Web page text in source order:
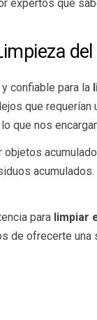
expertos que
confiable para la
que
que nos
para limpiar
de ofrecerte una